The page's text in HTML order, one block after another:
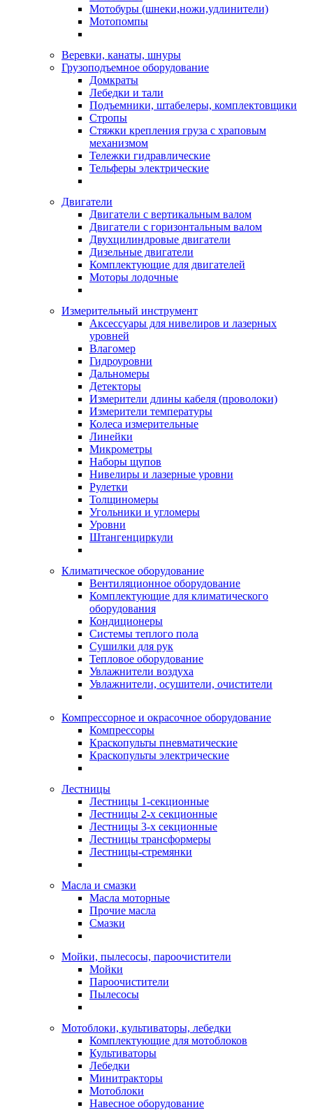
Мотобуры (шнеки,ножи,удлинители)
Мотопомпы
Веревки, канаты, шнуры
Грузоподъемное оборудование
Домкраты
Лебедки и тали
Подъемники, штабелеры, комплектовщики
Стропы
Стяжки крепления груза с храповым
механизмом
Тележки гидравлические
Тельферы электрические
Двигатели
Двигатели с вертикальным валом
Двигатели с горизонтальным валом
Двухцилиндровые двигатели
Дизельные двигатели
Комплектующие для двигателей
Моторы лодочные
Измерительный инструмент
Аксессуары для нивелиров и лазерных
уровней
Влагомер
Гидроуровни
Дальномеры
Детекторы
Измерители длины кабеля (проволоки)
Измерители температуры
Колеса измерительные
Линейки
Микрометры
Наборы щупов
Нивелиры и лазерные уровни
Рулетки
Толщиномеры
Угольники и угломеры
Уровни
Штангенциркули
Климатическое оборудование
Вентиляционное оборудование
Комплектующие для климатического
оборудования
Кондиционеры
Системы теплого пола
Сушилки для рук
Тепловое оборудование
Увлажнители воздуха
Увлажнители, осушители, очистители
Компрессорное и окрасочное оборудование
Компрессоры
Краскопульты пневматические
Краскопульты электрические
Лестницы
Лестницы 1-секционные
Лестницы 2-х секционные
Лестницы 3-х секционные
Лестницы трансформеры
Лестницы-стремянки
Масла и смазки
Масла моторные
Прочие масла
Смазки
Мойки, пылесосы, пароочистители
Мойки
Пароочистители
Пылесосы
Мотоблоки, культиваторы, лебедки
Комплектующие для мотоблоков
Культиваторы
Лебедки
Минитракторы
Мотоблоки
Навесное оборудование